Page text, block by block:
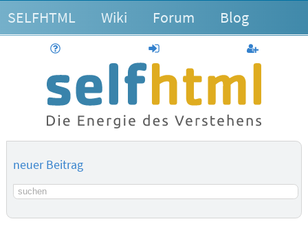
SELFHTML Wiki Forum Blog
anmelden
neuer Beitrag
Suchbegriff